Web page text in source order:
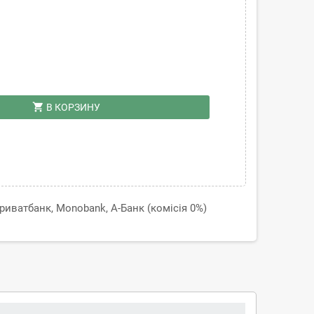
shopping_cart В КОРЗИНУ
Monobank, А-Банк (комісія 0%)